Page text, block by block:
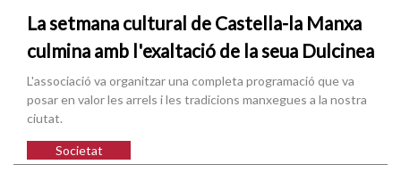
La setmana cultural de Castella-la Manxa
culmina amb l'exaltació de la seua Dulcinea
L'associació va organitzar una completa programació que va
posar en valor les arrels i les tradicions manxegues a la nostra
ciutat.
Societat